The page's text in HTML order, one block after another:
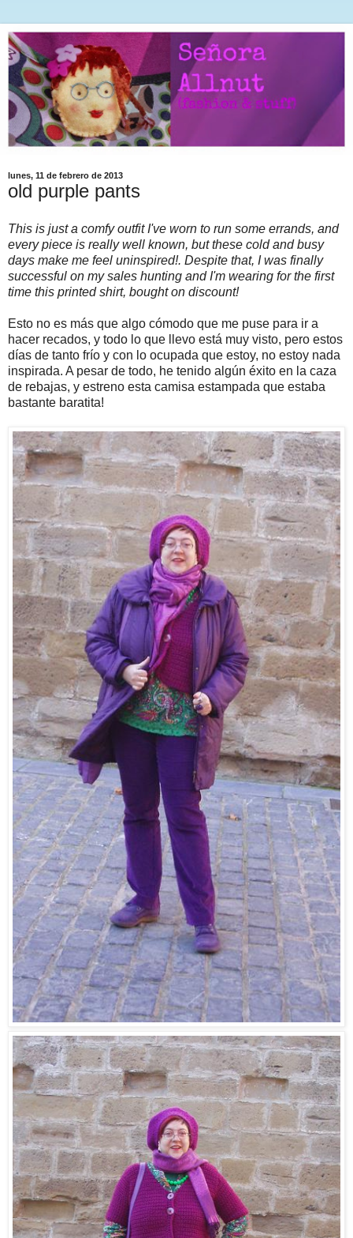
lunes, 11 de febrero de 2013
old purple pants
This is just a comfy outfit I've worn to run some errands, and
every piece is really well known, but these cold and busy
days make me feel uninspired!. Despite that, I was finally
successful on my sales hunting and I'm wearing for the first
time this printed shirt, bought on discount!
Esto no es más que algo cómodo que me puse para ir a
hacer recados, y todo lo que llevo está muy visto, pero estos
días de tanto frío y con lo ocupada que estoy, no estoy nada
inspirada. A pesar de todo, he tenido algún éxito en la caza
de rebajas, y estreno esta camisa estampada que estaba
bastante baratita!